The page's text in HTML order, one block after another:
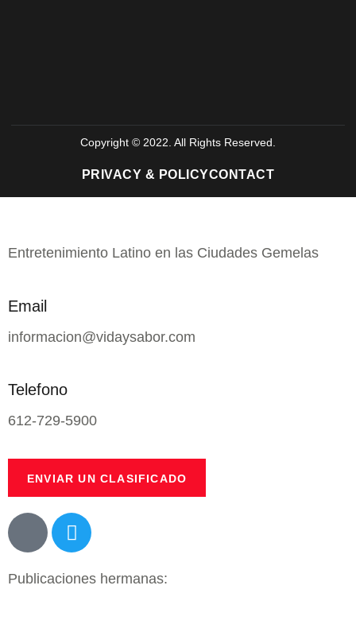
Copyright © 2022. All Rights Reserved.
PRIVACY & POLICYCONTACT
Entretenimiento Latino en las Ciudades Gemelas
Email
informacion@vidaysabor.com
Telefono
612-729-5900
ENVIAR UN CLASIFICADO
Publicaciones hermanas: